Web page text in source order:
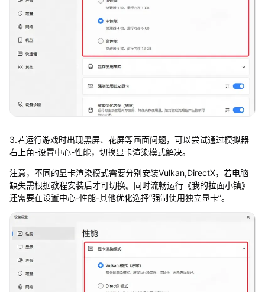
3.若运行游戏时出现黑屏、花屏等画面问题，可以尝试通过模拟器
右上角-设置中心-性能，切换显卡渲染模式解决。
注意，不同的显卡渲染模式需要分别安装Vulkan,DirectX，若电脑
缺失需根据教程安装后才可切换。同时流畅运行《我的拉面小镇》
还需要在设置中心-性能-其他优化选择“强制使用独立显卡”。